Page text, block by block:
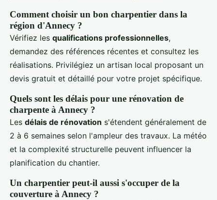
Comment choisir un bon charpentier dans la
région d'Annecy ?
Vérifiez les qualifications professionnelles,
demandez des références récentes et consultez les
réalisations. Privilégiez un artisan local proposant un
devis gratuit et détaillé pour votre projet spécifique.
Quels sont les délais pour une rénovation de
charpente à Annecy ?
Les délais de rénovation s'étendent généralement de
2 à 6 semaines selon l'ampleur des travaux. La météo
et la complexité structurelle peuvent influencer la
planification du chantier.
Un charpentier peut-il aussi s'occuper de la
couverture à Annecy ?